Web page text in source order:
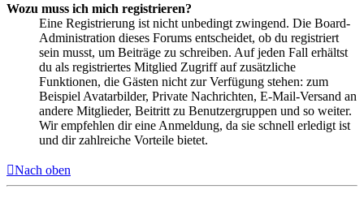
Wozu muss ich mich registrieren?
Eine Registrierung ist nicht unbedingt zwingend. Die Board-
Administration dieses Forums entscheidet, ob du registriert
sein musst, um Beiträge zu schreiben. Auf jeden Fall erhältst
du als registriertes Mitglied Zugriff auf zusätzliche
Funktionen, die Gästen nicht zur Verfügung stehen: zum
Beispiel Avatarbilder, Private Nachrichten, E-Mail-Versand an
andere Mitglieder, Beitritt zu Benutzergruppen und so weiter.
Wir empfehlen dir eine Anmeldung, da sie schnell erledigt ist
und dir zahlreiche Vorteile bietet.
Nach oben